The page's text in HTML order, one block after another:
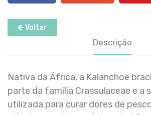
Voltar
Descrição
Nativa da África, a Kalanchoe
parte da família Crassulaceae e a
utilizada para curar dores de